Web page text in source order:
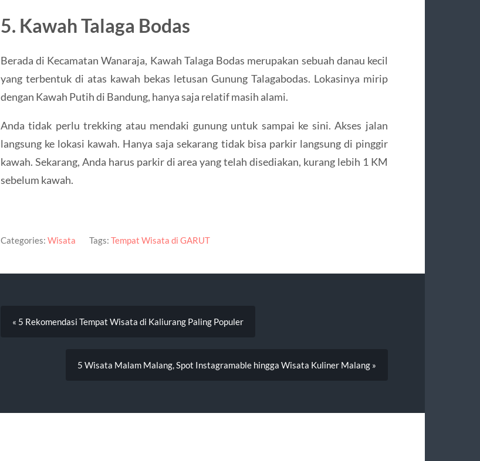
5. Kawah Talaga Bodas
Berada di Kecamatan Wanaraja, Kawah Talaga Bodas merupakan sebuah danau kecil
yang terbentuk di atas kawah bekas letusan Gunung Talagabodas. Lokasinya mirip
dengan Kawah Putih di Bandung, hanya saja relatif masih alami.
Anda tidak perlu trekking atau mendaki gunung untuk sampai ke sini. Akses jalan
langsung ke lokasi kawah. Hanya saja sekarang tidak bisa parkir langsung di pinggir
kawah. Sekarang, Anda harus parkir di area yang telah disediakan, kurang lebih 1 KM
sebelum kawah.
Categories: Wisata Tags: Tempat Wisata di GARUT
« 5 Rekomendasi Tempat Wisata di Kaliurang Paling Populer
5 Wisata Malam Malang, Spot Instagramable hingga Wisata Kuliner Malang »